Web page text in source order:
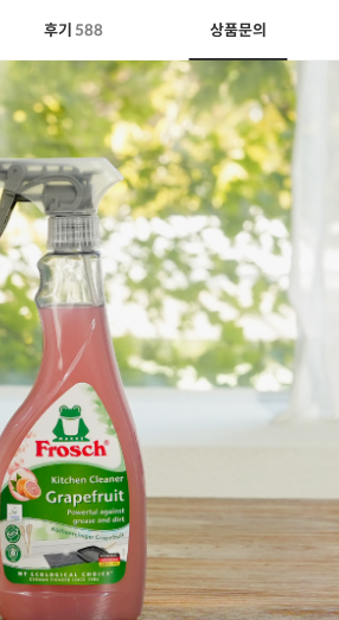
후기 588 상품문의
주문/배송 고객센터